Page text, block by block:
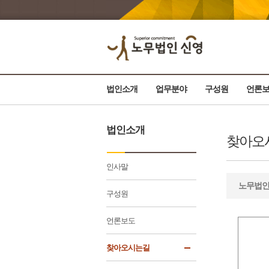
법인소개 업무분야 구성원 언론
법인소개
인사말
구성원
언론보도
찾아오시는길
찾아오
노무법